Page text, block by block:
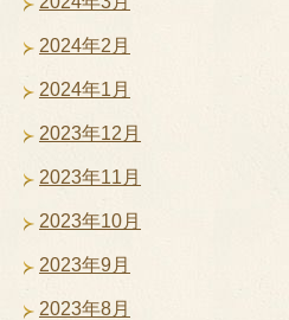
2024年2月
2024年1月
2023年12月
2023年11月
2023年10月
2023年9月
2023年8月